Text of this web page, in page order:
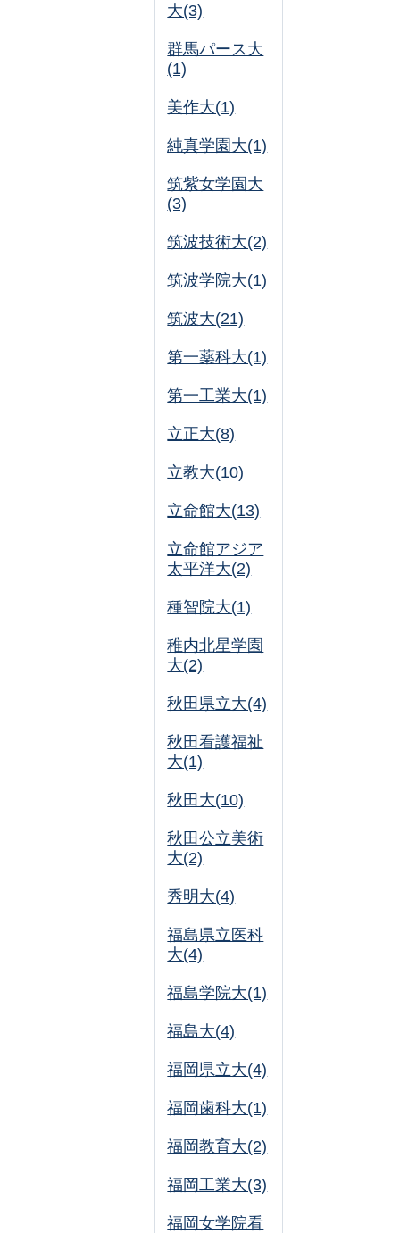
大(3)
群馬パース大
(1)
美作大(1)
純真学園大(1)
筑紫女学園大
(3)
筑波技術大(2)
筑波学院大(1)
筑波大(21)
第一薬科大(1)
第一工業大(1)
立正大(8)
立教大(10)
立命館大(13)
立命館アジア
太平洋大(2)
種智院大(1)
稚内北星学園
大(2)
秋田県立大(4)
秋田看護福祉
大(1)
秋田大(10)
秋田公立美術
大(2)
秀明大(4)
福島県立医科
大(4)
福島学院大(1)
福島大(4)
福岡県立大(4)
福岡歯科大(1)
福岡教育大(2)
福岡工業大(3)
福岡女学院看